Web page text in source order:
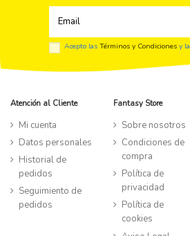
Acepto lasTérminos y Condiciones y la
Atención al Cliente
Mi cuenta
Datos personales
Historial de
pedidos
Seguimiento de
pedidos
Fantasy Store
Sobre nosotros
Condiciones de
compra
Política de
privacidad
Política de
cookies